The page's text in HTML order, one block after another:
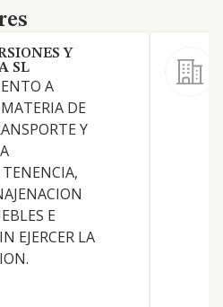
Y
SL
A
DE
Y
E
EJERCER LA